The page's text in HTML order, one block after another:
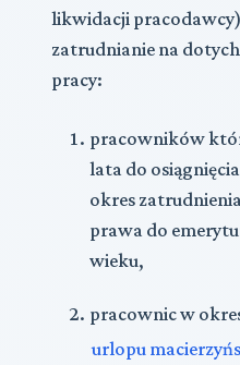
likwidacji
zatrudnianie na
pracy:
pracowników
lata do
okres
prawa do
wieku,
pracownic w
urlopu